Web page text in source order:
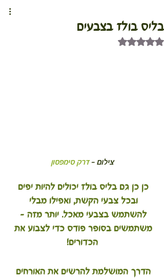
בליס בולז בצבעים
דירוג של NaN מתוך 5 כוכבים
צילום - דרק סימפסון
כן כן גם בליס בולז יכולים להיות יפים
ובכל צבעי הקשת, ואפילו מבלי
להשתמש בצבעי מאכל. יותר מזה -
משתמשים בסופר פודס כדי לצבוע את
הכדורים!
הדרך המושלמת להרשים את האורחים